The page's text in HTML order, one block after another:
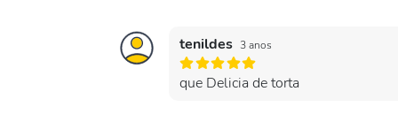
tenildes 3 anos
que Delicia de torta